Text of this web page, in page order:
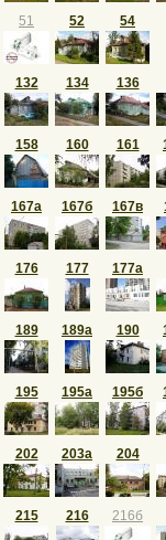
51 52 54
132 134 136
158 160 161
167а 167б 167в
176 177 177а
189 189а 190
195 195а 195б
202 203а 204
215 216 216б